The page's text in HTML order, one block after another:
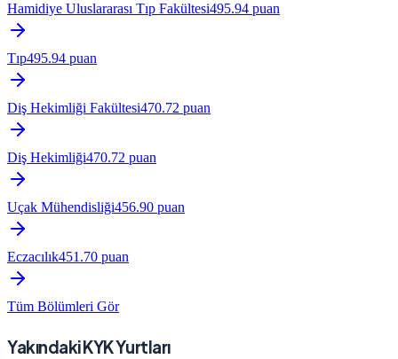
Hamidiye Uluslararası Tıp Fakültesi495.94 puan
Tıp495.94 puan
Diş Hekimliği Fakültesi470.72 puan
Diş Hekimliği470.72 puan
Uçak Mühendisliği456.90 puan
Eczacılık451.70 puan
Tüm Bölümleri Gör
Yakındaki KYK Yurtları